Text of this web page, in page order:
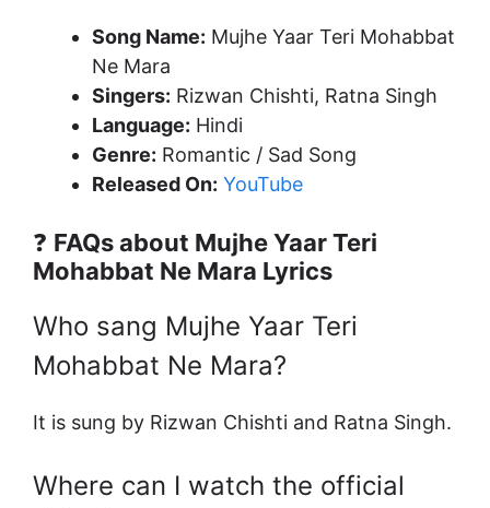
Song Name: Mujhe Yaar Teri Mohabbat
Ne Mara
Singers: Rizwan Chishti, Ratna Singh
Language: Hindi
Genre: Romantic / Sad Song
Released On: YouTube
❓ FAQs about Mujhe Yaar Teri
Mohabbat Ne Mara Lyrics
Who sang Mujhe Yaar Teri
Mohabbat Ne Mara?
It is sung by Rizwan Chishti and Ratna Singh.
Where can I watch the official